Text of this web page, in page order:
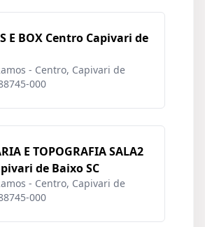
E BOX Centro Capivari de
- Centro, Capivari de
000
E TOPOGRAFIA SALA2
de Baixo SC
- Centro, Capivari de
000